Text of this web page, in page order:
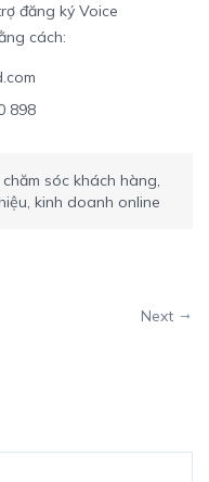
đăng ký Voice
cách:
898
chăm sóc khách hàng,
, kinh doanh online
Next